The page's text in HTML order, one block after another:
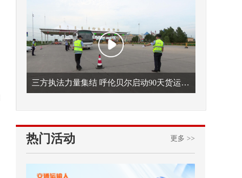
三方执法力量集结 呼伦贝尔启动90天货运车辆违法专项整治
热门活动 更多 >>